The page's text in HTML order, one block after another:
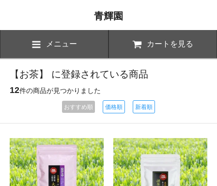
青輝園
メニュー カートを見る
【お茶】 に登録されている商品
12件の商品が見つかりました
おすすめ順 価格順 新着順